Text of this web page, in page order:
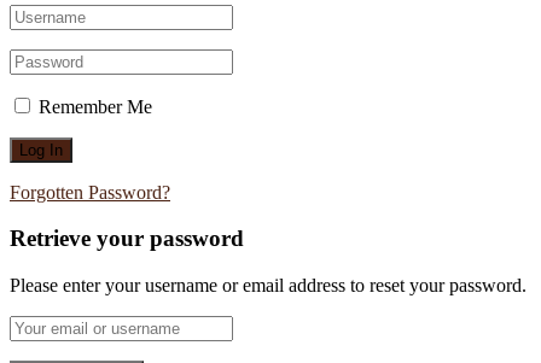
Remember Me
Forgotten Password?
Retrieve your password
Please enter your username or email address to reset your password.